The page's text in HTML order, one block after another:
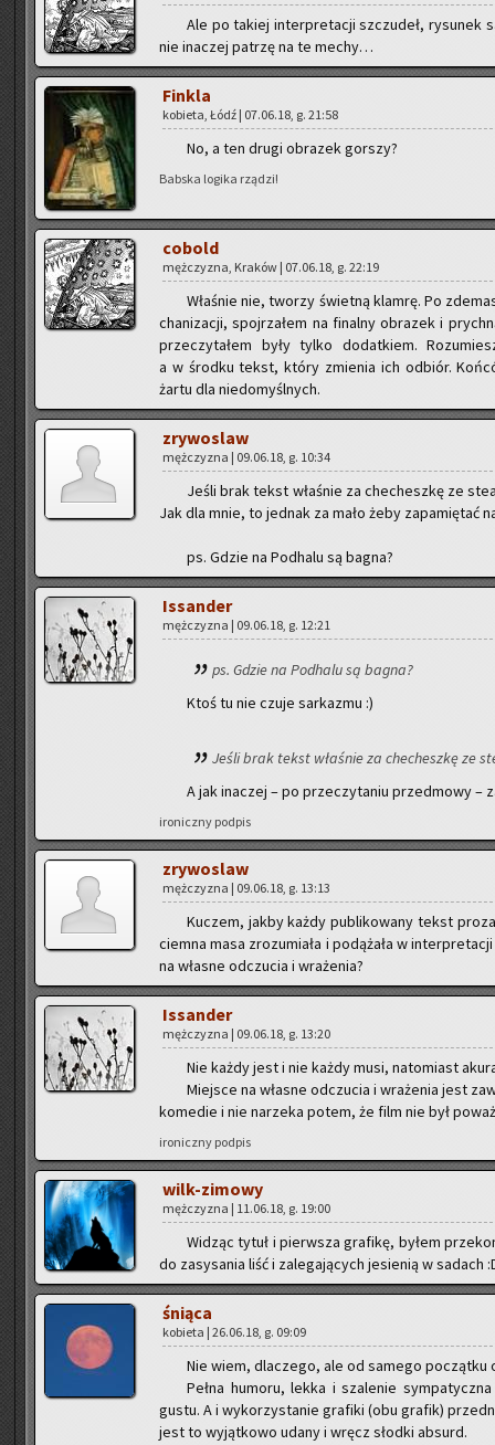
Ale po ta­kiej in­ter­pre­ta­cji szczu­deł, ry­su­nek
nie ina­czej pa­trzę na te mechy…
Fin­kla
ko­bie­ta, Łódź | 07.06.18, g. 21:58
No, a ten drugi ob­ra­zek gor­szy?
Bab­ska lo­gi­ka rzą­dzi!
co­bold
męż­czy­zna, Kra­ków | 07.06.18, g. 22:19
Wła­śnie nie, two­rzy świet­ną klam­rę. Po
cha­ni­za­cji, spoj­rza­łem na fi­nal­ny ob­ra­zek i
prze­czy­ta­łem były tylko do­dat­kiem.
a w środ­ku tekst, który zmie­nia ich od­biór.
żartu dla nie­do­myśl­nych.
zry­wo­slaw
męż­czy­zna | 09.06.18, g. 10:34
Jeśli brak tekst wła­śnie za che­chesz­kę ze
Jak dla mnie, to jed­nak za mało żeby za­pa­mię­tać
ps. Gdzie na Pod­ha­lu są bagna?
Is­san­der
męż­czy­zna | 09.06.18, g. 12:21
ps. Gdzie na Pod­ha­lu są bagna?
Ktoś tu nie czuje sar­ka­zmu :)
Jeśli brak tekst wła­śnie za che­chesz­kę ze
A jak ina­czej – po prze­czy­ta­niu przed­mo­wy –
iro­nicz­ny pod­pis
zry­wo­slaw
męż­czy­zna | 09.06.18, g. 13:13
Ku­czem, jakby każdy pu­bli­ko­wa­ny tekst
ciem­na masa zro­zu­mia­ła i po­dą­ża­ła w
na wła­sne od­czu­cia i wra­że­nia?
Is­san­der
męż­czy­zna | 09.06.18, g. 13:20
Nie każdy jest i nie każdy musi, na­to­miast
Miej­sce na wła­sne od­czu­cia i wra­że­nia jest
ko­me­die i nie na­rze­ka potem, że film nie był
iro­nicz­ny pod­pis
wilk-zi­mo­wy
męż­czy­zna | 11.06.18, g. 19:00
Wi­dząc tytuł i pierw­sza gra­fi­kę, byłem
do za­sy­sa­nia liść i za­le­ga­ją­cych je­sie­nią w
śnią­ca
ko­bie­ta | 26.06.18, g. 09:09
Nie wiem, dla­cze­go, ale od sa­me­go po­cząt­ku
Pełna hu­mo­ru, lekka i sza­le­nie
gustu. A i wy­ko­rzy­sta­nie gra­fi­ki (obu gra­fik)
jest to wy­jąt­ko­wo udany i wręcz słod­ki ab­surd.